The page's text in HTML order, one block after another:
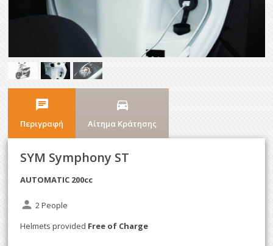
chat
Περιγραφή
directions_car
Αίτημα Κράτησης
SYM Symphony ST
AUTOMATIC 200cc
person 2 People
Helmets provided Free of Charge